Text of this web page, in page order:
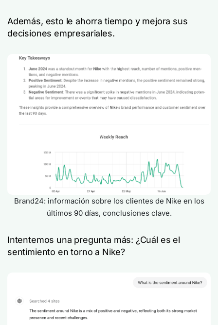
Además, esto le ahorra tiempo y mejora sus
decisiones empresariales.
Brand24: información sobre los clientes de Nike en los
últimos 90 días, conclusiones clave.
Intentemos una pregunta más: ¿Cuál es el
sentimiento en torno a Nike?